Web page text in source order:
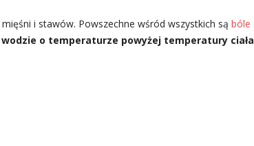
i stawów. Powszechne wśród wszystkich są bóle
o temperaturze powyżej temperatury ciała